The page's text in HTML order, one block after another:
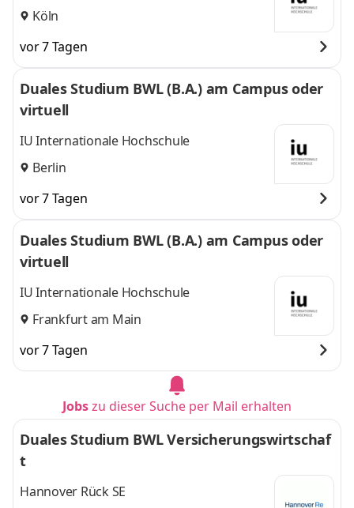
Köln
vor 7 Tagen
Duales Studium BWL (B.A.) am Campus oder
virtuell
IU Internationale Hochschule
Berlin
vor 7 Tagen
Duales Studium BWL (B.A.) am Campus oder
virtuell
IU Internationale Hochschule
Frankfurt am Main
vor 7 Tagen
Jobszu dieser Suche per Mail erhalten
Duales Studium BWL Versicherungswirtschaf
t
Hannover Rück SE